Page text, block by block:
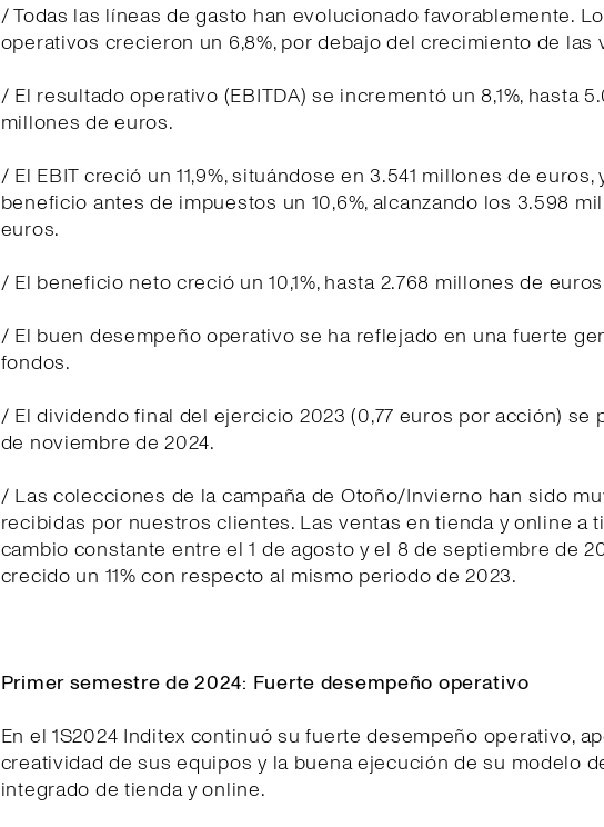
/ Todas las líneas de gasto han evolucionado favorablemente.
operativos crecieron un 6,8%, por debajo del crecimiento de las
/ El resultado operativo (EBITDA) se incrementó un 8,1%, hasta
millones de euros.
/ El EBIT creció un 11,9%, situándose en 3.541 millones de euros,
beneficio antes de impuestos un 10,6%, alcanzando los 3.598
euros.
/ El beneficio neto creció un 10,1%, hasta 2.768 millones de
/ El buen desempeño operativo se ha reflejado en una fuerte
fondos.
/ El dividendo final del ejercicio 2023 (0,77 euros por acción) se
de noviembre de 2024.
/ Las colecciones de la campaña de Otoño/Invierno han sido
recibidas por nuestros clientes. Las ventas en tienda y online a
cambio constante entre el 1 de agosto y el 8 de septiembre de
crecido un 11% con respecto al mismo periodo de 2023.
Primer semestre de 2024: Fuerte desempeño operativo
En el 1S2024 Inditex continuó su fuerte desempeño operativo,
creatividad de sus equipos y la buena ejecución de su modelo
integrado de tienda y online.